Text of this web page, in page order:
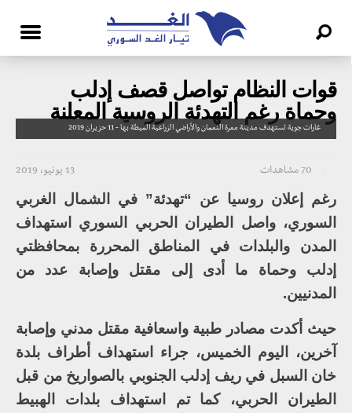
قوات النظام تواصل قصف إدلب
وحماة رغم التهدئة الروسية المعلنة
غارات جوية تستهدف مدينة معرة النعمان والأراضي الزراعية الميطة بها - 11 حزيران 2019
13 يونيو، 2019 70 مشاهدات
رغم إعلان روسيا عن “تهدئة” في الشمال الغربي
السوري، واصل الطيران الحربي السوري استهداف
المدن والبلدات في المناطق المحررة بمحافظتي
إدلب وحماة ما أدى إلى مقتل وإصابة عدد من
المدنيين.
حيث أكدت مصادر طبية واسعافية مقتل مدني وإصابة
آخرين، اليوم الخميس، جراء استهداف أطراف بلدة
خان السبل في ريف إدلب الجنوبي بالصواريخ من قبل
الطيران الحربي، كما تم استهداف بلدات الهبيط